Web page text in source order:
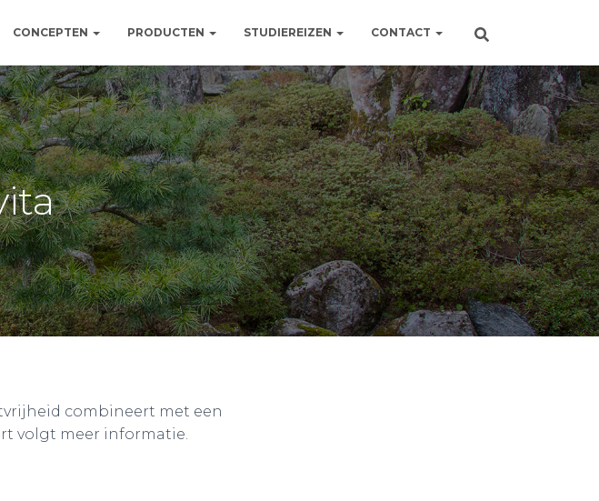
CONCEPTEN PRODUCTEN STUDIEREIZEN CONTACT
combineert met een
volgt meer informatie.